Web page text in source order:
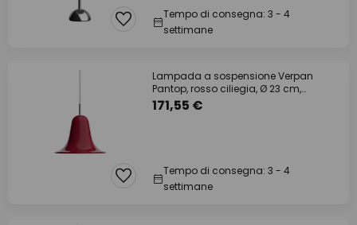
Tempo di consegna: 3 - 4
settimane
Lampada a sospensione Verpan
Pantop, rosso ciliegia, Ø 23 cm,
metallo, E14
171,55 €
Tempo di consegna: 3 - 4
settimane